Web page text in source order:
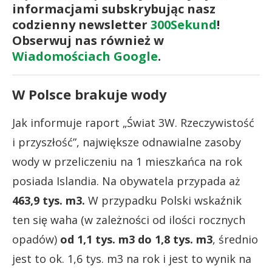
informacjami subskrybując nasz
codzienny newsletter 300Sekund!
Obserwuj nas również w
Wiadomościach Google.
W Polsce brakuje wody
Jak informuje raport „Świat 3W. Rzeczywistość
i przyszłość”, największe odnawialne zasoby
wody w przeliczeniu na 1 mieszkańca na rok
posiada Islandia. Na obywatela przypada aż
463,9 tys. m3. W przypadku Polski wskaźnik
ten się waha (w zależności od ilości rocznych
opadów) od 1,1 tys. m3 do 1,8 tys. m3, średnio
jest to ok. 1,6 tys. m3 na rok i jest to wynik na